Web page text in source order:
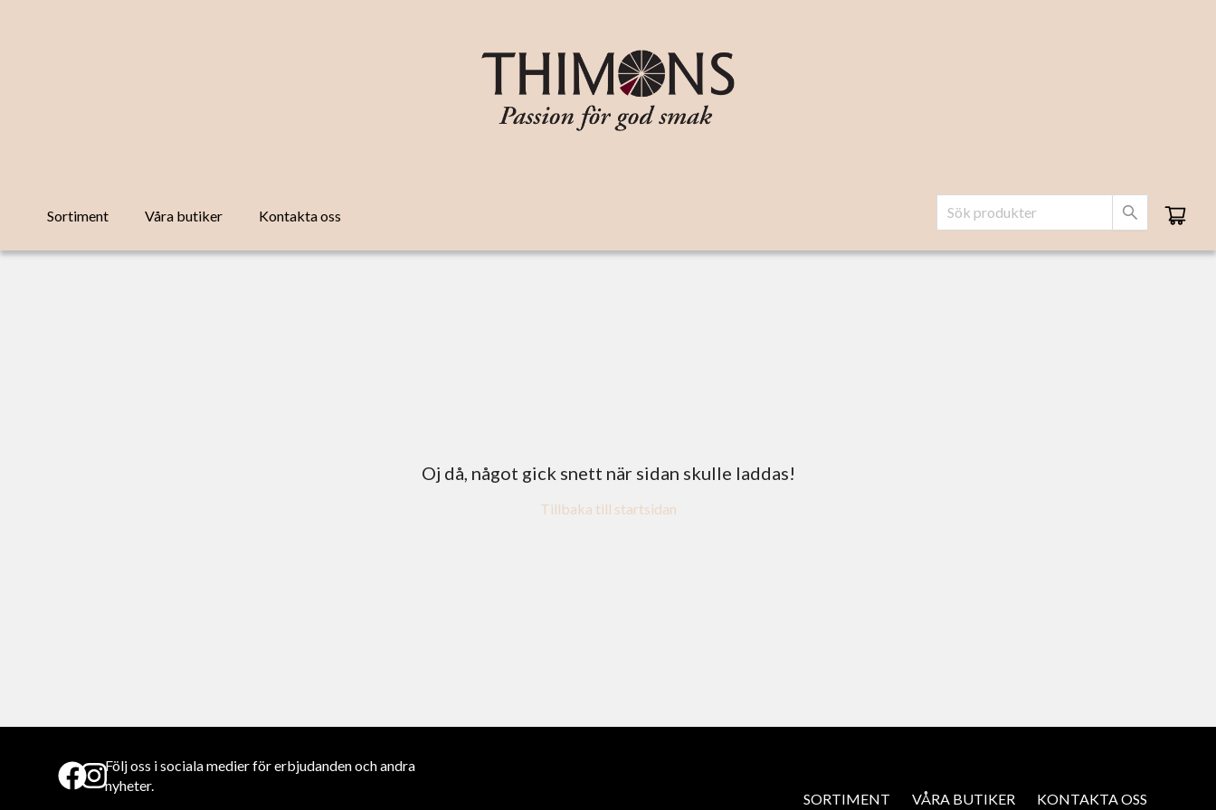
Sortiment Våra butiker Kontakta oss
Oj då, något gick snett när sidan skulle laddas!
Tillbaka till startsidan
Följ oss i sociala medier för erbjudanden och andra
nyheter.
SORTIMENT VÅRA BUTIKER KONTAKTA OSS